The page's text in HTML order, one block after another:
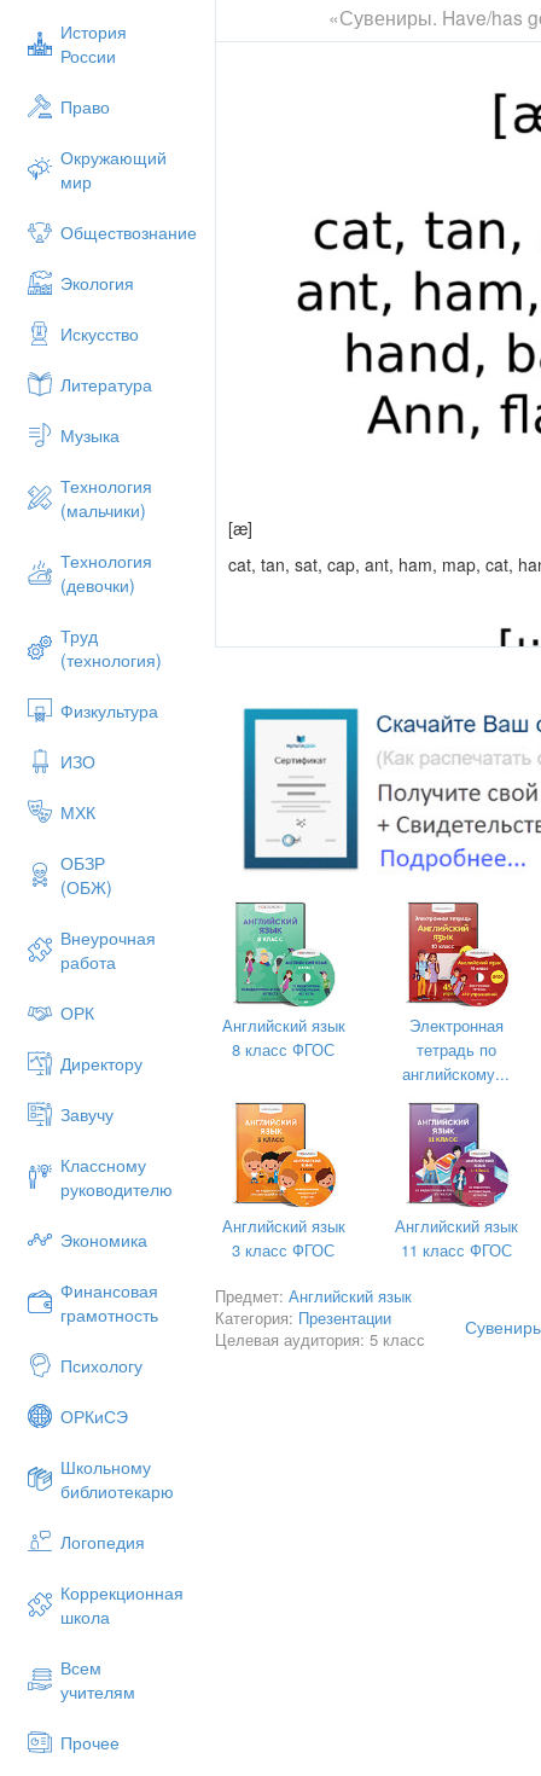
История
России
Право
Окружающий
мир
Обществознание
Экология
Искусство
Литература
Музыка
Технология
(мальчики)
Технология
(девочки)
Труд
(технология)
Физкультура
ИЗО
МХК
ОБЗР
(ОБЖ)
Внеурочная
работа
ОРК
Директору
Завучу
Классному
руководителю
Экономика
Финансовая
грамотность
Психологу
ОРКиСЭ
Школьному
библиотекарю
Логопедия
Коррекционная
школа
Всем
учителям
Прочее
«Сувениры. Have/has
[æ]
cat, tan, sat, cap, ant, ham, map, cat,
[ı:]
he, she, me, be, Pete, eve, feed, need,
Английский язык
8 класс ФГОС
Электронная
тетрадь по
английскому...
Английский язык
3 класс ФГОС
Английский язык
11 класс ФГОС
Предмет:Английский язык
Категория: Презентации
Целевая аудитория: 5 класс